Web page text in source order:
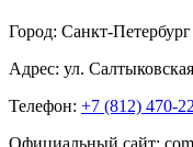
Город: Санкт-Петербург
Адрес: ул.
Телефон: +7 (812) 470-
Официальный сайт: